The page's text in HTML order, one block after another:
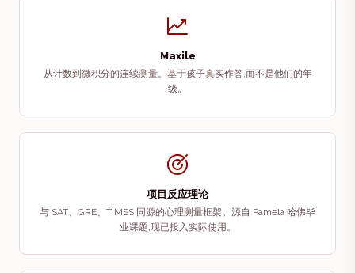
Maxile
从计数到微积分的连续测量。基于孩子真实作答,而不是他们的年
级。
项目反应理论
与 SAT、GRE、TIMSS 同源的心理测量框架。源自 Pamela 哈佛毕
业课题,现已投入实际使用。